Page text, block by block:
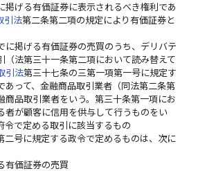
掲げる有価証券に表示されるべき権利であ
引法第二条第二項の規定により有価証券と
に掲げる有価証券の売買のうち、デリバテ
（法第三十一条第二項において読み替えて
引法第三十七条の三第一項第一号に規定す
あって、金融商品取引業者（同法第二条第
商品取引業者をいう。第三十条第一項にお
者が顧客に信用を供与して行うものをい
令で定める取引に該当するもの
二号に規定する政令で定めるものは、次に
有価証券の売買